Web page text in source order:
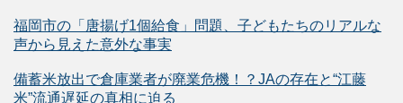
福岡市の「唐揚げ1個給食」問題、子どもたちのリアルな
声から見えた意外な事実
備蓄米放出で倉庫業者が廃業危機！？JAの存在と“江藤
米”流通遅延の真相に迫る